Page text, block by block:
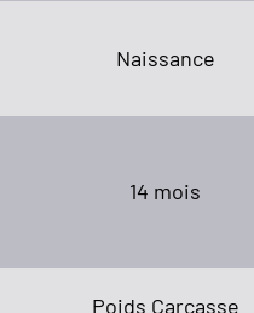
Naissance
14 mois
Poids Carcasse